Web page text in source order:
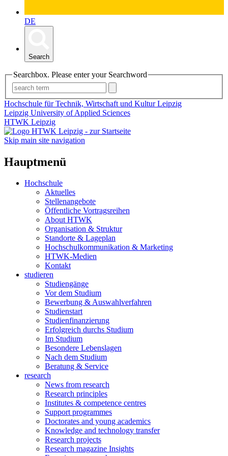
DE
Search
Searchbox. Please enter your Searchword
Hochschule für Technik, Wirtschaft und Kultur Leipzig
Leipzig University of Applied Sciences
HTWK Leipzig
Skip main site navigation
Hauptmenü
Hochschule
Aktuelles
Stellenangebote
Öffentliche Vortragsreihen
About HTWK
Organisation & Struktur
Standorte & Lageplan
Hochschulkommunikation & Marketing
HTWK-Medien
Kontakt
studieren
Studiengänge
Vor dem Studium
Bewerbung & Auswahlverfahren
Studienstart
Studienfinanzierung
Erfolgreich durchs Studium
Im Studium
Besondere Lebenslagen
Nach dem Studium
Beratung & Service
research
News from research
Research principles
Institutes & competence centres
Support programmes
Doctorates and young academics
Knowledge and technology transfer
Research projects
Research magazine Insights